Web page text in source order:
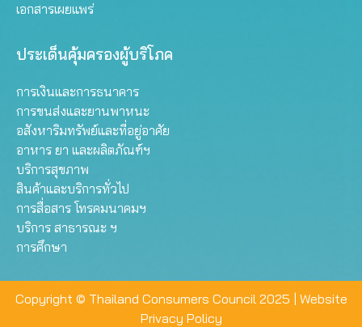
เอกสารเผยแพร่
ประเด็นคุ้มครองผู้บริโภค
การเงินและการธนาคาร
การขนส่งและยานพาหนะ
อสังหาริมทรัพย์และที่อยู่อาศัย
อาหาร ยา และผลิตภัณฑ์ฯ
บริการสุขภาพ
สินค้าและบริการทั่วไป
การสื่อสาร โทรคมนาคมฯ
บริการ สาธารณะ ฯ
การศึกษา
Copyright © Thailand Consumers Council 2025 | Website
Privacy Policy